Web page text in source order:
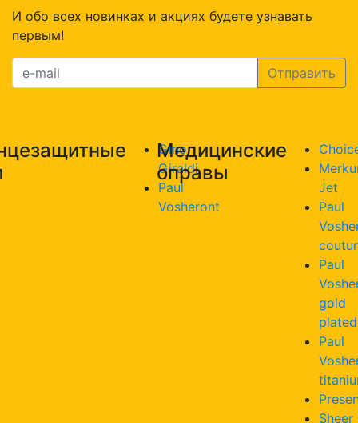
И обо всех новинках и акциях будете узнавать
первым!
Gino
Giraldi
Paul
Vosheront
Медицинские
оправы
Jet
Paul
Paul
gold
plated
Paul
Sheer